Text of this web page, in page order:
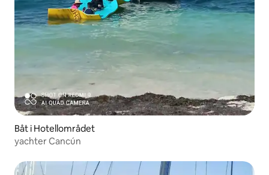
Båt i Hotellområdet
yachter Cancún